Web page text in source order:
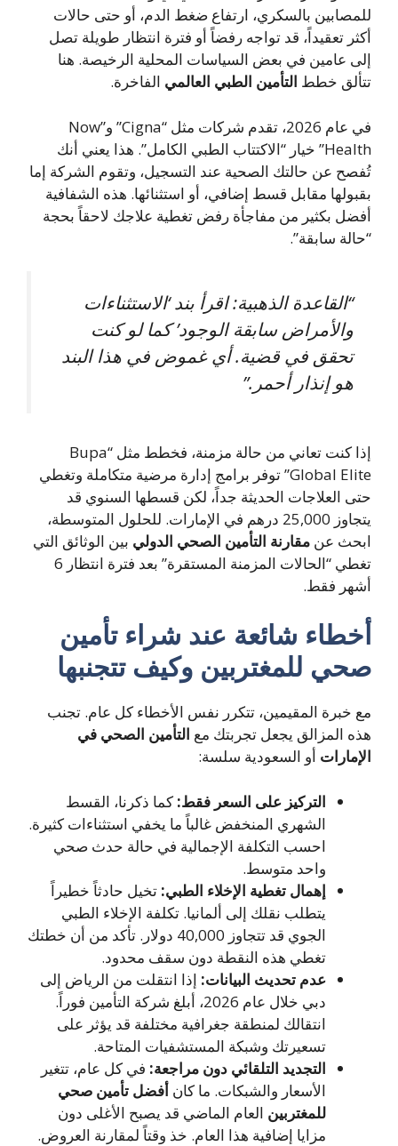
بالسكري، ارتفاع ضغط الدم، أو حتى حالات
تعقيداً، قد تواجه رفضاً أو فترة انتظار طويلة تصل
عامين في بعض السياسات المحلية الرخيصة. هنا
خططالتأمين الطبي العالميالفاخرة.
في عام 2026، تقدم شركات مثل “Cigna” و”Now
Health” خيار “الاكتتاب الطبي الكامل”. هذا يعني أنك
عن حالتك الصحية عند التسجيل، وتقوم الشركة إما
مقابل قسط إضافي، أو استثنائها. هذه الشفافية
بكثير من مفاجأة رفض تغطية علاجك لاحقاً بحجة
سابقة”.
“القاعدة الذهبية: اقرأ بند ‘الاستثناءات
والأمراض سابقة الوجود’ كما لو كنت
تحقق في قضية. أي غموض في هذا البند
هو إنذار أحمر.”
إذا كنت تعاني من حالة مزمنة، فخطط مثل “Bupa
Global Elite” توفر برامج إدارة مرضية متكاملة وتغطي
العلاجات الحديثة جداً، لكن قسطها السنوي قد
يتجاوز 25,000 درهم في الإمارات. للحلول المتوسطة،
عنمقارنة التأمين الصحي الدوليبين الوثائق التي
تغطي “الحالات المزمنة المستقرة” بعد فترة انتظار 6
فقط.
شائعة عند شراءتأمين
للمغتربينوكيف تتجنبها
خبرة المقيمين، تتكرر نفس الأخطاء كل عام. تجنب
المزالق يجعل تجربتك معالتأمين الصحي في
أو السعودية سلسة:
التركيز على السعر فقط: كما ذكرنا، القسط
الشهري المنخفض غالباً ما يخفي استثناءات كثيرة.
احسب التكلفة الإجمالية في حالة حدث صحي
واحد متوسط.
إهمال تغطية الإخلاء الطبي:تخيل حادثاً خطيراً
يتطلب نقلك إلى ألمانيا. تكلفة الإخلاء الطبي
الجوي قد تتجاوز 40,000 دولار. تأكد من أن خطتك
تغطي هذه النقطة دون سقف محدود.
عدم تحديث البيانات:إذا انتقلت من الرياض إلى
دبي خلال عام 2026، أبلغ شركة التأمين فوراً.
انتقالك لمنطقة جغرافية مختلفة قد يؤثر على
تسعيرتك وشبكة المستشفيات المتاحة.
التجديد التلقائي دون مراجعة: في كل عام، تتغير
الأسعار والشبكات. ما كانأفضل تأمين صحي
للمغتربينالعام الماضي قد يصبح الأغلى دون
مزايا إضافية هذا العام. خذ وقتاً لمقارنة العروض.